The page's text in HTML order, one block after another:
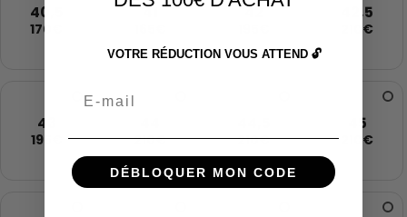
40,5
170€
41 42 42,5
210€
43
195€ 210€ 210€
45
210€
VOTRE RÉDUCTION VOUS ATTEND 🔓
DÉBLOQUER MON CODE